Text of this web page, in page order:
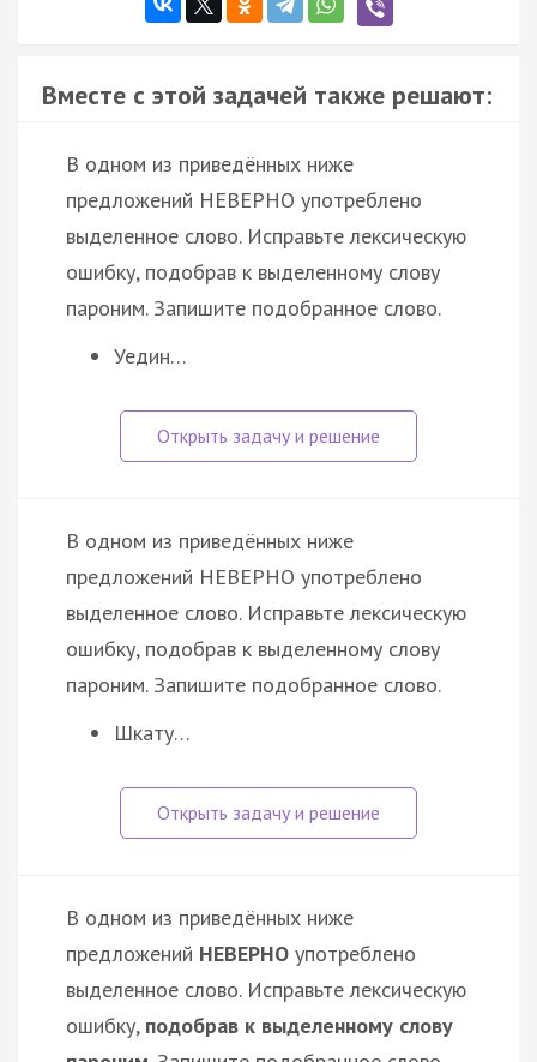
Вместе с этой задачей также решают:
В одном из приведённых ниже
предложений НЕВЕРНО употреблено
выделенное слово. Исправьте лексическую
ошибку, подобрав к выделенному слову
пароним. Запишите подобранное слово.
Уедин…
В одном из приведённых ниже
предложений НЕВЕРНО употреблено
выделенное слово. Исправьте лексическую
ошибку, подобрав к выделенному слову
пароним. Запишите подобранное слово.
Шкату…
В одном из приведённых ниже
предложений НЕВЕРНО употреблено
выделенное слово. Исправьте лексическую
ошибку, подобрав к выделенному слову